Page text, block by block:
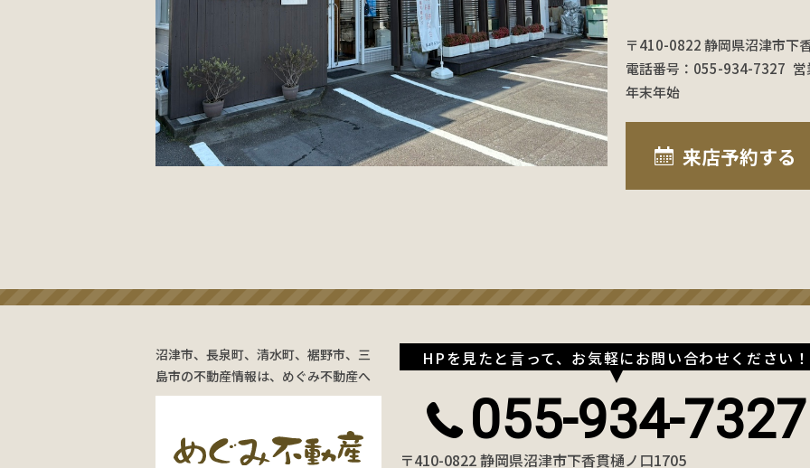
〒410-0822 静岡県沼津市下
電話番号：055-934-7327
年末年始
来店予約する
沼津市、長泉町、清水町、裾野市、三
島市の不動産情報は、めぐみ不動産へ
HPを見たと言って、お気軽にお問い合わせください！
055-934-7327
〒410-0822 静岡県沼津市下香貫樋ノ口1705